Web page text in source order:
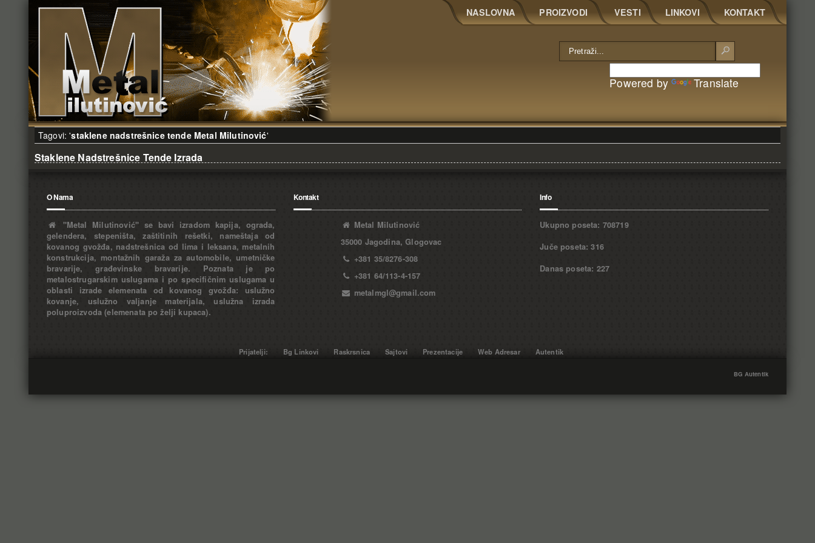
NASLOVNA PROIZVODI VESTI LINKOVI KONTAKT
Powered by Translate
Tagovi: 'staklene nadstrešnice tende Metal Milutinović'
Staklene Nadstrešnice Tende Izrada
O Nama
"Metal Milutinović" se bavi izradom kapija, ograda,
gelendera, stepeništa, zaštitinih rešetki, nameštaja od
kovanog gvožđa, nadstrešnica od lima i leksana, metalnih
konstrukcija, montažnih garaža za automobile, umetničke
bravarije, građevinske bravarije. Poznata je po
metalostrugarskim uslugama i po specifičnim uslugama u
oblasti izrade elemenata od kovanog gvožđa: uslužno
kovanje, uslužno valjanje materijala, uslužna izrada
poluproizvoda (elemenata po želji kupaca).
Kontakt
Metal Milutinović
35000 Jagodina, Glogovac
+381 35/8276-308
+381 64/113-4-157
metalmgl@gmail.com
Info
Ukupno poseta: 708719
Juče poseta: 316
Danas poseta: 227
Prijatelji: Bg Linkovi Raskrsnica Sajtovi Prezentacije Web Adresar Autentik
BG Autentik